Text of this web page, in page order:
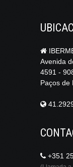
Avenida
4591 -
Paços de
+351